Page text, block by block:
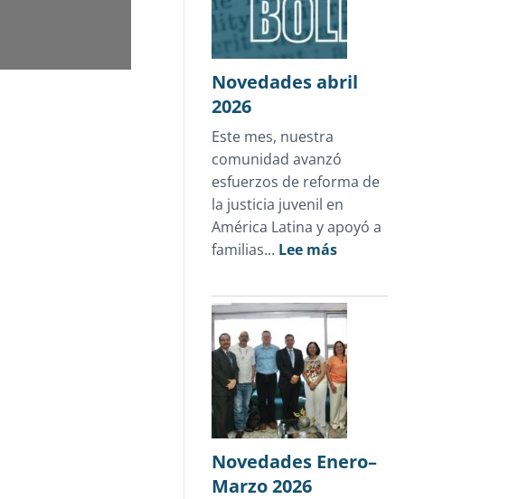
que
devolvió
esperanza
Honduras
Novedades abril
2026
Este mes, nuestra
comunidad avanzó
esfuerzos de reforma de
la justicia juvenil en
América Latina y apoyó a
familias... Lee más:
abril
2026
Novedades Enero–
Marzo 2026